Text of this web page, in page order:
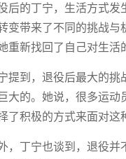
后的丁宁，生活方式
变带来了不同的挑战
重新找回了自己对生活
提到，退役后最大的
大的。她说，很多运动
了积极的方式来面对这
，丁宁也谈到，退役并